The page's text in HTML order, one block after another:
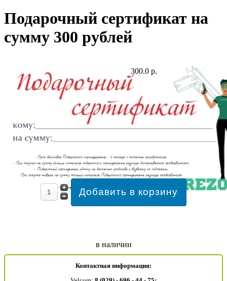
Подарочный сертификат на
сумму 300 рублей
300.0 р.
в наличии
Контактная информация: